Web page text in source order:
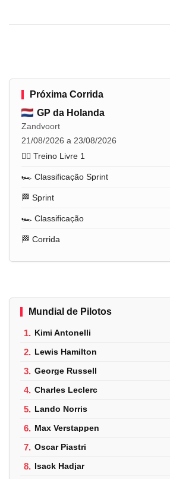
Próxima Corrida
GP da Holanda
Zandvoort
21/08/2026 a 23/08/2026
🏋️‍♂️ Treino Livre 1
🏎️ Classificação Sprint
🏁 Sprint
🏎️ Classificação
🏁 Corrida
Mundial de Pilotos
1. Kimi Antonelli
2. Lewis Hamilton
3. George Russell
4. Charles Leclerc
5. Lando Norris
6. Max Verstappen
7. Oscar Piastri
8. Isack Hadjar